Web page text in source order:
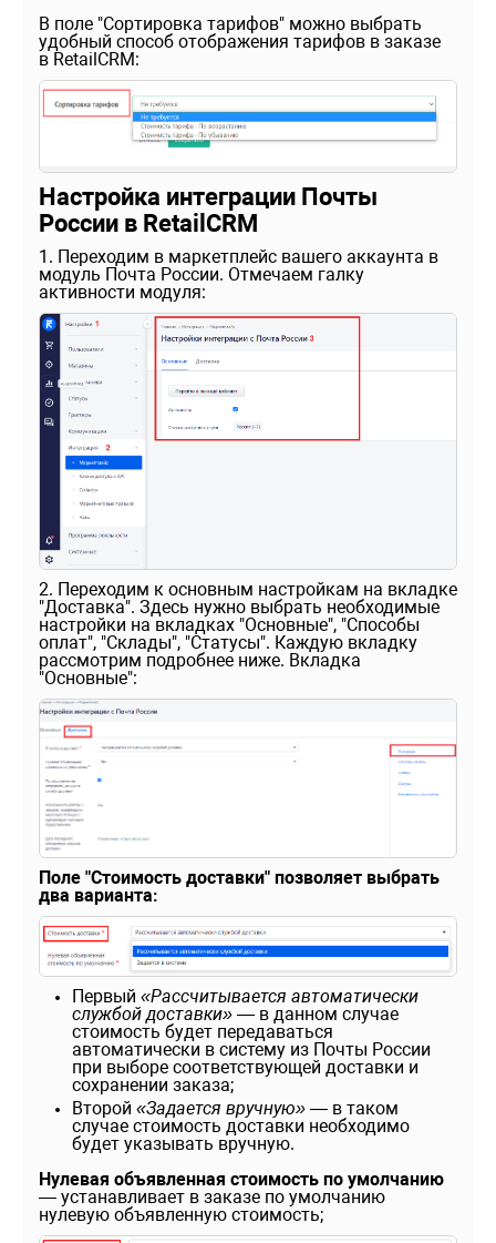
В поле "Сортировка тарифов" можно выбрать
удобный способ отображения тарифов в заказе
в RetailCRM:
Настройка интеграции Почты
России в RetailCRM
1. Переходим в маркетплейс вашего аккаунта в
модуль Почта России. Отмечаем галку
активности модуля:
2. Переходим к основным настройкам на вкладке
"Доставка". Здесь нужно выбрать необходимые
настройки на вкладках "Основные", "Способы
оплат", "Склады", "Статусы". Каждую вкладку
рассмотрим подробнее ниже. Вкладка
"Основные":
Поле "Стоимость доставки" позволяет выбрать
два варианта:
Первый «Рассчитывается автоматически
службой доставки» — в данном случае
стоимость будет передаваться
автоматически в систему из Почты России
при выборе соответствующей доставки и
сохранении заказа;
Второй «Задается вручную» — в таком
случае стоимость доставки необходимо
будет указывать вручную.
Нулевая объявленная стоимость по умолчанию
— устанавливает в заказе по умолчанию
нулевую объявленную стоимость;